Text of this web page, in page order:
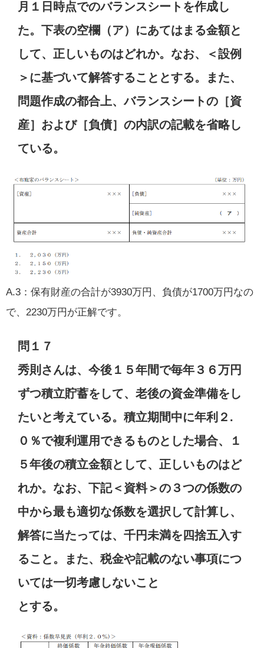
月１日時点でのバランスシートを作成し
た。下表の空欄（ア）にあてはまる金額と
して、正しいものはどれか。なお、＜設例
＞に基づいて解答することとする。また、
問題作成の都合上、バランスシートの［資
産］および［負債］の内訳の記載を省略し
ている。
A.3：保有財産の合計が3930万円、負債が1700万円なの
で、2230万円が正解です。
問１７
秀則さんは、今後１５年間で毎年３６万円
ずつ積立貯蓄をして、老後の資金準備をし
たいと考えている。積立期間中に年利２.
０％で複利運用できるものとした場合、１
５年後の積立金額として、正しいものはど
れか。なお、下記＜資料＞の３つの係数の
中から最も適切な係数を選択して計算し、
解答に当たっては、千円未満を四捨五入す
ること。また、税金や記載のない事項につ
いては一切考慮しないこと
とする。